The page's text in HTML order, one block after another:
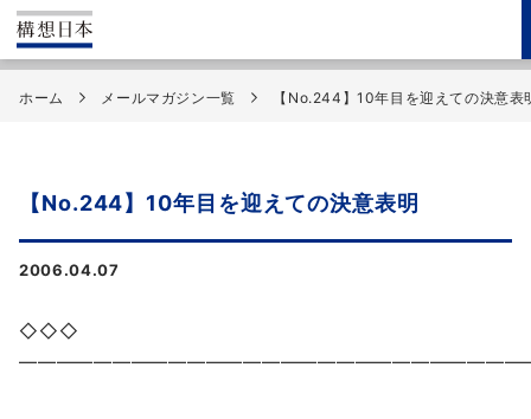
ホーム メールマガジン一覧 【No.244】10年目を迎えての決意表
【No.244】10年目を迎えての決意表明
2006.04.07
◇◇◇